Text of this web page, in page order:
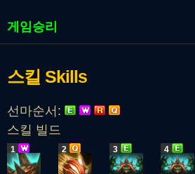
게임승리
스킬 Skills
선마순서:
스킬 빌드
1 2 3 4